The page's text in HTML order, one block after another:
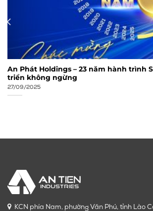
An Phát Holdings – 23 năm hành trình
triển không ngừng
27/09/2025
KCN phía Nam, phường Văn Phú, tỉnh Lào